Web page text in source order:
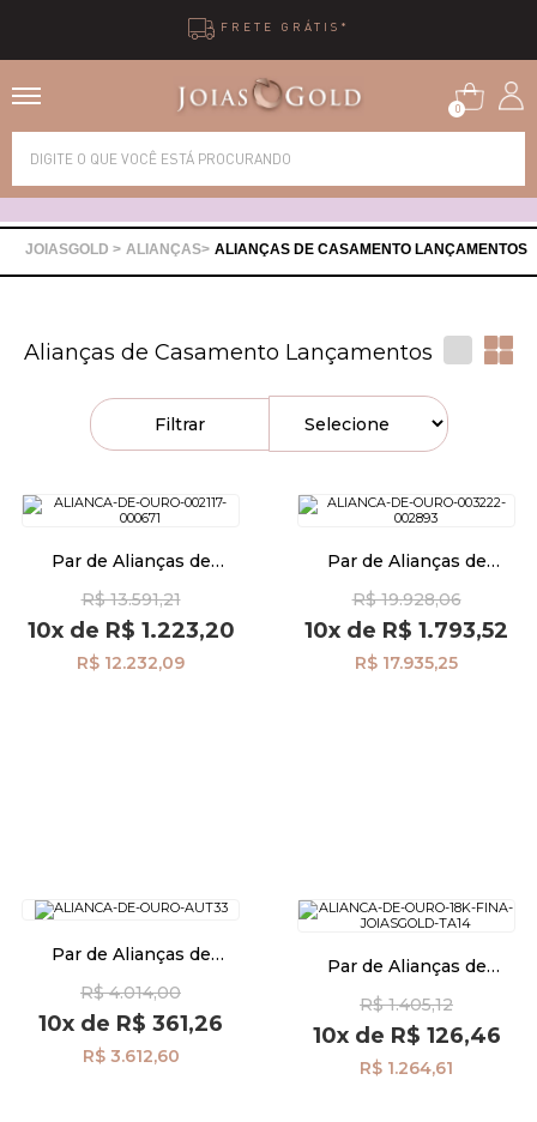
0
ALIANÇAS ALIANÇAS DE CASAMENTO LANÇAMENTOS
Alianças de Casamento Lançamentos
Filtrar
Par de Alianças de
Anatômica Frisos al40030D1
R$ 13.591,21
10xde R$ 1.223,20
R$ 12.232,09
Par de Alianças de
Anatômica Friso al40026d10
R$ 19.928,06
10x de R$ 1.793,52
R$ 17.935,25
Par de Alianças de
Tradicional 3,0mm al40027
R$ 4.014,00
10x de R$ 361,26
R$ 3.612,60
Par de Alianças de
1,1mm ta11
R$ 1.405,12
10xde R$ 126,46
R$ 1.264,61
Alianças
Anéis
Pulseiras
OFERTAS